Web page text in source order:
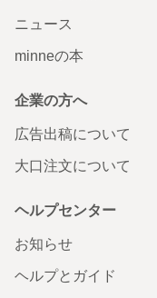
ニュース
minneの本
企業の方へ
広告出稿について
大口注文について
ヘルプセンター
お知らせ
ヘルプとガイド